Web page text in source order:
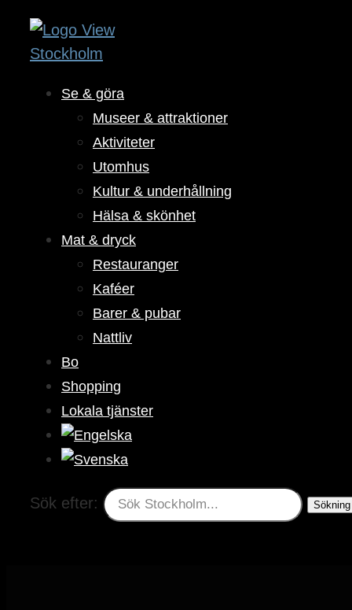
Se & göra
Museer & attraktioner
Aktiviteter
Utomhus
Kultur & underhållning
Hälsa & skönhet
Mat & dryck
Restauranger
Kaféer
Barer & pubar
Nattliv
Bo
Shopping
Lokala tjänster
Sök efter: